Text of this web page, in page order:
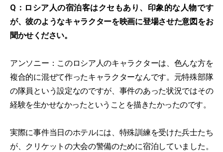
Q：ロシア人の宿泊客はクセもあり、印象的な人物です
が、彼のようなキャラクターを映画に登場させた意図をお
聞かせください。
アンソニー：このロシア人のキャラクターは、色んな方を
複合的に混ぜて作ったキャラクターなんです。元特殊部隊
の隊員という設定なのですが、事件のあった状況ではその
経験を生かせなかったということを描きたかったのです。
実際に事件当日のホテルには、特殊訓練を受けた兵士たち
が、クリケットの大会の警備のために宿泊していました。